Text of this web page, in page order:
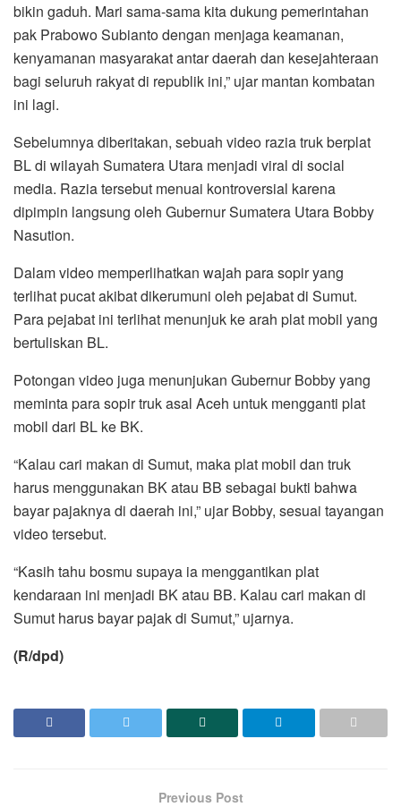
bikin gaduh. Mari sama-sama kita dukung pemerintahan
pak Prabowo Subianto dengan menjaga keamanan,
kenyamanan masyarakat antar daerah dan kesejahteraan
bagi seluruh rakyat di republik ini,” ujar mantan kombatan
ini lagi.
Sebelumnya diberitakan, sebuah video razia truk berplat
BL di wilayah Sumatera Utara menjadi viral di social
media. Razia tersebut menuai kontroversial karena
dipimpin langsung oleh Gubernur Sumatera Utara Bobby
Nasution.
Dalam video memperlihatkan wajah para sopir yang
terlihat pucat akibat dikerumuni oleh pejabat di Sumut.
Para pejabat ini terlihat menunjuk ke arah plat mobil yang
bertuliskan BL.
Potongan video juga menunjukan Gubernur Bobby yang
meminta para sopir truk asal Aceh untuk mengganti plat
mobil dari BL ke BK.
“Kalau cari makan di Sumut, maka plat mobil dan truk
harus menggunakan BK atau BB sebagai bukti bahwa
bayar pajaknya di daerah ini,” ujar Bobby, sesuai tayangan
video tersebut.
“Kasih tahu bosmu supaya ia menggantikan plat
kendaraan ini menjadi BK atau BB. Kalau cari makan di
Sumut harus bayar pajak di Sumut,” ujarnya.
(R/dpd)
Previous Post